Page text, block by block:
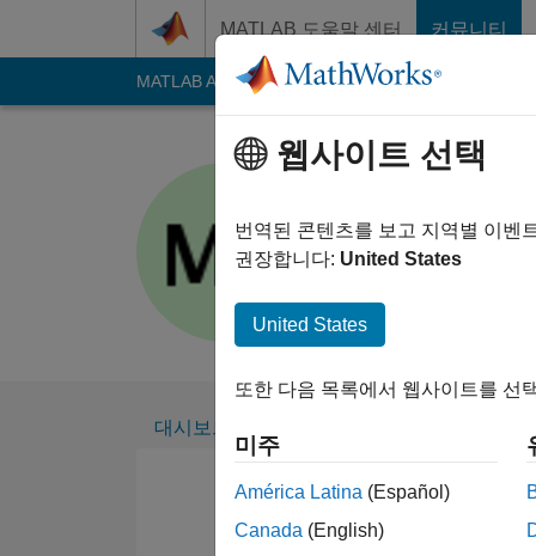
MATLAB 도움말 센터 커뮤니티
MATLAB Answers File Exchange Cody
Manex
2017년부터 활동
Followers: 0
대시보드
웹사이트 선택
번역된 콘텐츠를 보고 지역별 이벤
권장합니다: United States
United States
또한 다음 목록에서 웹사이트를 선
미주
América Latina (Español)
Canada (English)